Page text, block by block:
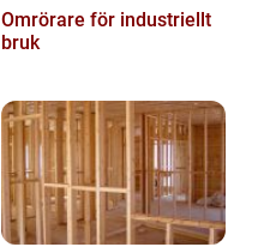
Omrörare för industriellt
bruk